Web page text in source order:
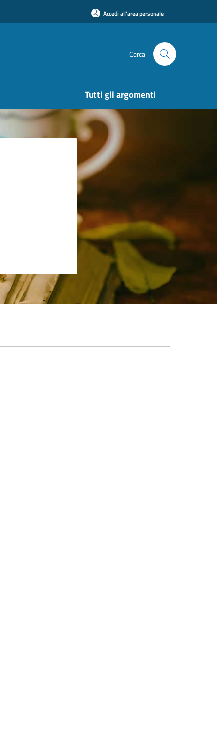
Accedi all'area personale
Cerca
Tutti gli argomenti